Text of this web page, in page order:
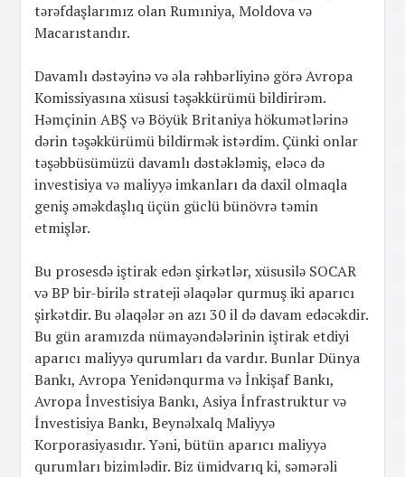
tərəfdaşlarımız olan Rumıniya, Moldova və
Macarıstandır.
Davamlı dəstəyinə və əla rəhbərliyinə görə Avropa
Komissiyasına xüsusi təşəkkürümü bildirirəm.
Həmçinin ABŞ və Böyük Britaniya hökumətlərinə
dərin təşəkkürümü bildirmək istərdim. Çünki onlar
təşəbbüsümüzü davamlı dəstəkləmiş, eləcə də
investisiya və maliyyə imkanları da daxil olmaqla
geniş əməkdaşlıq üçün güclü bünövrə təmin
etmişlər.
Bu prosesdə iştirak edən şirkətlər, xüsusilə SOCAR
və BP bir-birilə strateji əlaqələr qurmuş iki aparıcı
şirkətdir. Bu əlaqələr ən azı 30 il də davam edəcəkdir.
Bu gün aramızda nümayəndələrinin iştirak etdiyi
aparıcı maliyyə qurumları da vardır. Bunlar Dünya
Bankı, Avropa Yenidənqurma və İnkişaf Bankı,
Avropa İnvestisiya Bankı, Asiya İnfrastruktur və
İnvestisiya Bankı, Beynəlxalq Maliyyə
Korporasiyasıdır. Yəni, bütün aparıcı maliyyə
qurumları bizimlədir. Biz ümidvarıq ki, səmərəli